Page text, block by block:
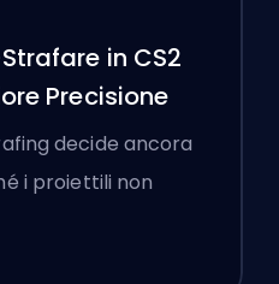
in CS2
Precisione
decide ancora
i proiettili non